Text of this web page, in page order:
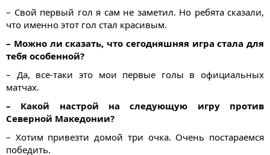
– Свой первый гол я сам не заметил. Но ребята сказали,
что именно этот гол стал красивым.
– Можно ли сказать, что сегодняшняя игра стала для
тебя особенной?
– Да, все-таки это мои первые голы в официальных
матчах.
– Какой настрой на следующую игру против
Северной Македонии?
– Хотим привезти домой три очка. Очень постараемся
победить.